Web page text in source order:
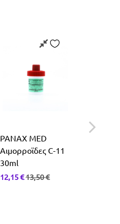
PANAX MED
Αιμορροϊδες C-11
30ml
12,15€13,50€